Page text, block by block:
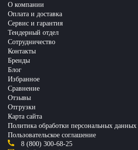
О компании
Оплата и доставка
Сервис и гарантия
Тендерный отдел
Сотрудничество
Контакты
Бренды
Блог
Избранное
Сравнение
Отзывы
Отгрузки
Карта сайта
Политика обработки персональных данных
Пользовательское соглашение
8 (800) 300-68-25